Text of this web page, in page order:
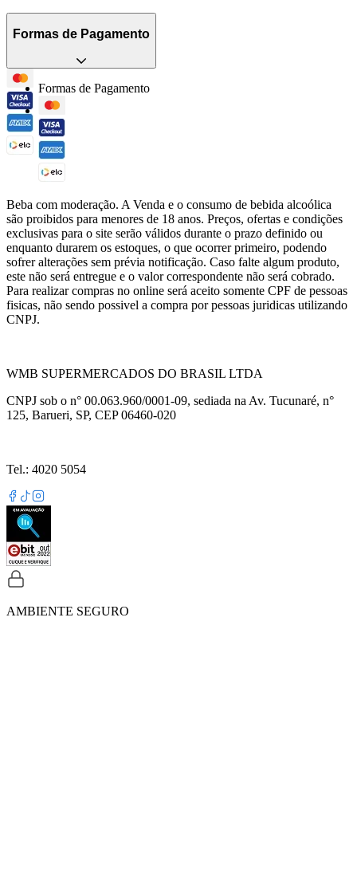
Formas de Pagamento
Formas de Pagamento
Beba com moderação. A Venda e o consumo de bebida alcoólica
são proibidos para menores de 18 anos. Preços, ofertas e condições
exclusivas para o site serão válidos durante o prazo definido ou
enquanto durarem os estoques, o que ocorrer primeiro, podendo
sofrer alterações sem prévia notificação. Caso falte algum produto,
este não será entregue e o valor correspondente não será cobrado.
Para realizar compras no online será aceito somente CPF de pessoas
fisicas, não sendo possivel a compra por pessoas juridicas utilizando
CNPJ.
WMB SUPERMERCADOS DO BRASIL LTDA
CNPJ sob o n° 00.063.960/0001-09, sediada na Av. Tucunaré, n°
125, Barueri, SP, CEP 06460-020
Tel.: 4020 5054
AMBIENTE SEGURO